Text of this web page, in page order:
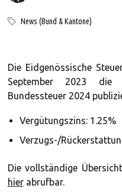
News (Bund & Kantone)
Die Eidgenössische
September 2023
Bundessteuer 2024
Vergütungszins: 1.25%
Verzugs-/
Die vollständige
hierabrufbar.